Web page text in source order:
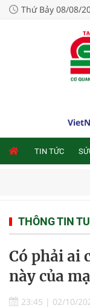
Thứ Bảy 08/08/
TIN TỨC
THÔNG TIN
Có phải ai
này của
23:45 | 02/10/